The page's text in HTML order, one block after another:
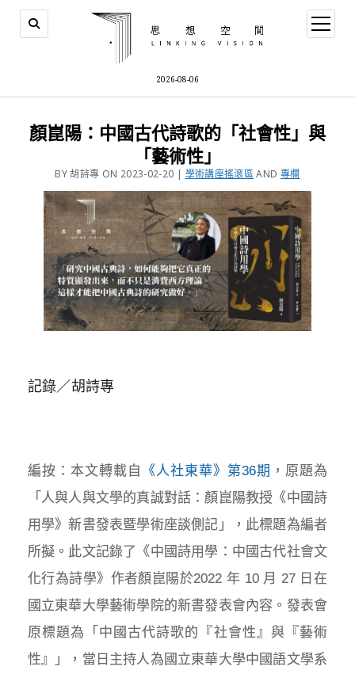
2026-08-06
顏崑陽：中國古代詩歌的「社會性」與
「藝術性」
BY 胡詩專 ON 2023-02-20 | 學術講座搖滾區AND 專欄
記錄／胡詩專
編按：本文轉載自 《人社東華》第36期 ，原題為
「人與人與文學的真誠對話：顏崑陽教授《中國詩
用學》新書發表暨學術座談側記」，此標題為編者
所擬。此文記錄了《中國詩用學：中國古代社會文
化行為詩學》作者顏崑陽於2022 年 10 月 27 日在
國立東華大學藝術學院的新書發表會內容。發表會
原標題為「中國古代詩歌的『社會性』與『藝術
性』」，當日主持人為國立東華大學中國語文學系